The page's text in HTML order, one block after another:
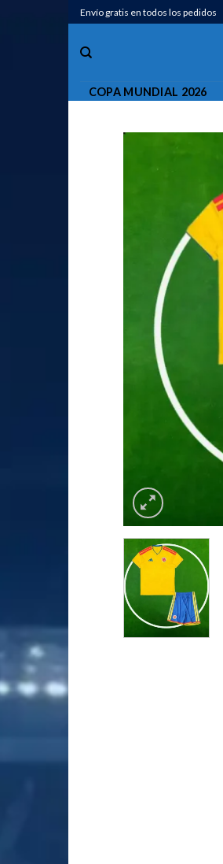
Saltar
al
contenido
Envío gratis en todos los pedidos
COPA MUNDIAL 2026